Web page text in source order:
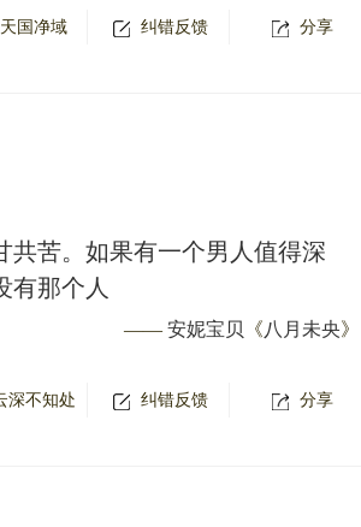
天国净域 纠错反馈 分享
共苦。如果有一个男人值得深
有那个人
—— 安妮宝贝 《八月未央》
深不知处 纠错反馈 分享